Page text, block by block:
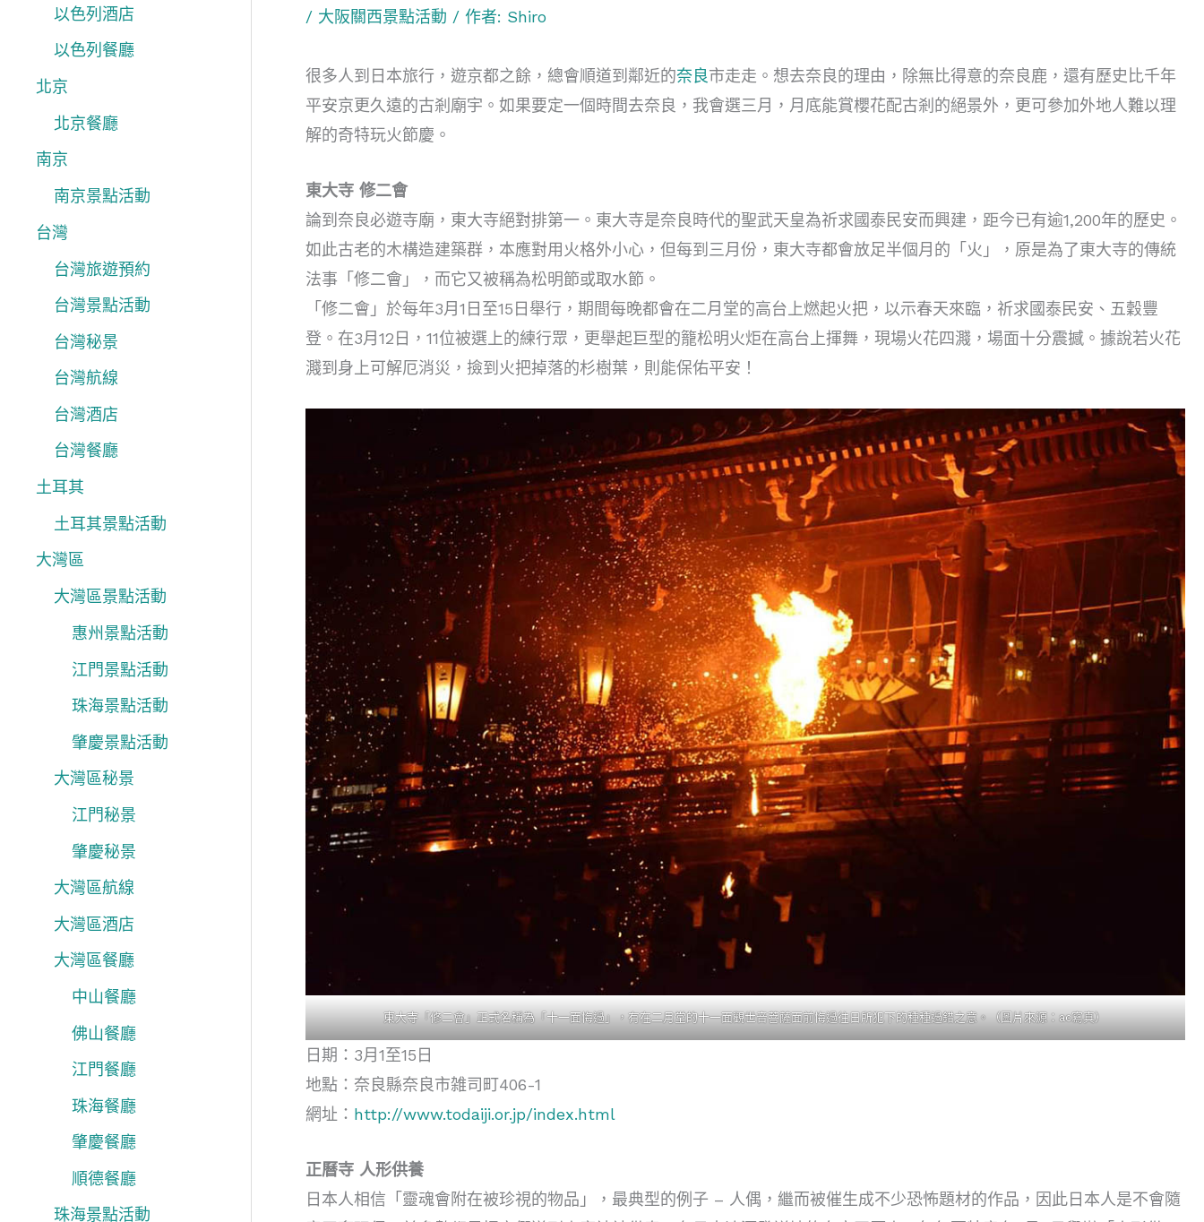
以色列酒店
以色列餐廳
北京
北京餐廳
南京
南京景點活動
台灣
台灣旅遊預約
台灣景點活動
台灣秘景
台灣航線
台灣酒店
台灣餐廳
土耳其
土耳其景點活動
大灣區
大灣區景點活動
惠州景點活動
江門景點活動
珠海景點活動
肇慶景點活動
大灣區秘景
江門秘景
肇慶秘景
大灣區航線
大灣區酒店
大灣區餐廳
中山餐廳
佛山餐廳
江門餐廳
珠海餐廳
肇慶餐廳
順德餐廳
珠海景點活動
/ 大阪關西景點活動 / 作者: Shiro
很多人到日本旅行，遊京都之餘，總會順道到鄰近的奈良市走走。想去奈良的理由，除無比得意的奈良鹿，還有歷史比千年
平安京更久遠的古剎廟宇。如果要定一個時間去奈良，我會選三月，月底能賞櫻花配古剎的絕景外，更可參加外地人難以理
解的奇特玩火節慶。
東大寺 修二會
論到奈良必遊寺廟，東大寺絕對排第一。東大寺是奈良時代的聖武天皇為祈求國泰民安而興建，距今已有逾1,200年的歷史。
如此古老的木構造建築群，本應對用火格外小心，但每到三月份，東大寺都會放足半個月的「火」，原是為了東大寺的傳統
法事「修二會」，而它又被稱為松明節或取水節。
「修二會」於每年3月1日至15日舉行，期間每晚都會在二月堂的高台上燃起火把，以示春天來臨，祈求國泰民安、五穀豐
登。在3月12日，11位被選上的練行眾，更舉起巨型的籠松明火炬在高台上揮舞，現場火花四濺，場面十分震撼。據說若火花
濺到身上可解厄消災，撿到火把掉落的杉樹葉，則能保佑平安！
東大寺「修二會」正式名稱為「十一面悔過」，有在二月堂的十一面觀世音菩薩面前悔過往日所犯下的種種過錯之意。（圖片來源：ac寫真）
日期：3月1至15日
地點：奈良縣奈良市雑司町406-1
網址： http://www.todaiji.or.jp/index.html
正曆寺 人形供養
日本人相信「靈魂會附在被珍視的物品」，最典型的例子 – 人偶，繼而被催生成不少恐怖題材的作品，因此日本人是不會隨